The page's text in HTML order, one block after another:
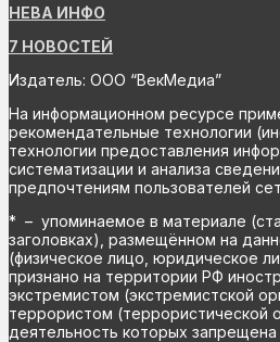
НЕВА ИНФО
7 НОВОСТЕЙ
Издатель: ООО “ВекМедиа”
На информационном ресурсе
рекомендательные технологии
технологии предоставления
систематизации и анализа
предпочтениям пользователей
* – упоминаемое в материале
заголовках), размещённом на
(физическое лицо, юридическое
признано на территории РФ
экстремистом (экстремистской
террористом (террористической
деятельность которых запрещена